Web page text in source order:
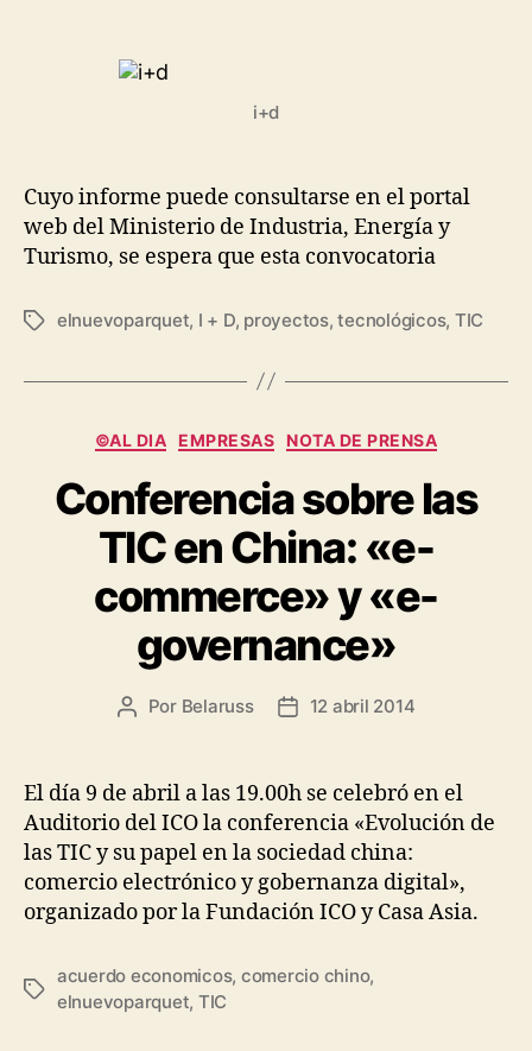
entrada
i+d
Cuyo informe puede consultarse en el portal
web del Ministerio de Industria, Energía y
Turismo, se espera que esta convocatoria
Etiquetas
elnuevoparquet, I + D, proyectos,tecnológicos, TIC
Categorías
©AL DIA EMPRESAS NOTA DE PRENSA
Conferencia sobre las
TIC en China: «e-
commerce» y «e-
governance»
Autor
entrada
Por Belaruss
Fecha
entrada
12 abril 2014
El día 9 de abril a las 19.00h se celebró en el
Auditorio del ICO la conferencia «Evolución de
las TIC y su papel en la sociedad china:
comercio electrónico y gobernanza digital»,
organizado por la Fundación ICO y Casa Asia.
Etiquetas
acuerdo economicos, comercio chino,
elnuevoparquet, TIC